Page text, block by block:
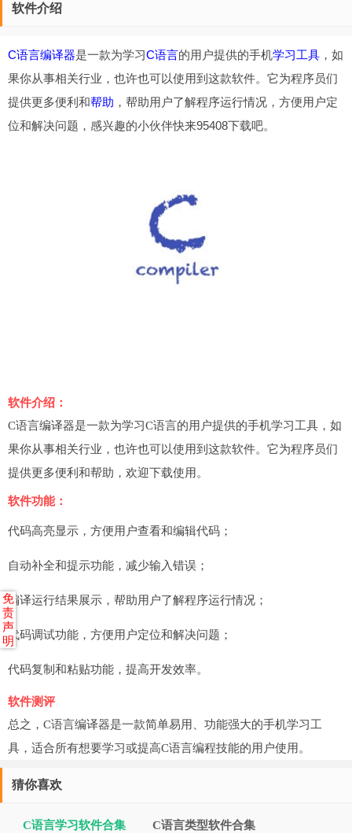
软件介绍
C语言编译器是一款为学习C语言的用户提供的手机学习工具 ，如
果你从事相关行业，也许也可以使用到这款软件。它为程序员们
提供更多便利和帮助 ，帮助用户了解程序运行情况，方便用户定
位和解决问题，感兴趣的小伙伴快来95408下载吧。
软件介绍：
C语言编译器是一款为学习C语言的用户提供的手机学习工具，如
果你从事相关行业，也许也可以使用到这款软件。它为程序员们
提供更多便利和帮助，欢迎下载使用。
软件功能：
代码高亮显示，方便用户查看和编辑代码；
自动补全和提示功能，减少输入错误；
编译运行结果展示，帮助用户了解程序运行情况；
代码调试功能，方便用户定位和解决问题；
代码复制和粘贴功能，提高开发效率。
软件测评
总之，C语言编译器是一款简单易用、功能强大的手机学习工
具，适合所有想要学习或提高C语言编程技能的用户使用。
猜你喜欢
C语言学习软件合集
C语言类型软件合集
免
责
声
明